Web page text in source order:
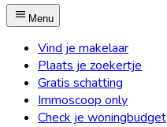
Menu
Vind je makelaar
Plaats je zoekertje
Gratis schatting
Immoscoop only
Check je woningbudget